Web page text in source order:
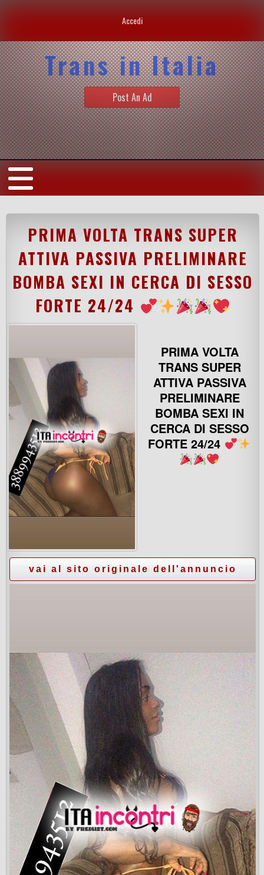
Accedi
Trans in Italia
Post An Ad
PRIMA VOLTA TRANS SUPER
ATTIVA PASSIVA PRELIMINARE
BOMBA SEXI IN CERCA DI SESSO
FORTE 24/24
PRIMA VOLTA
TRANS SUPER
ATTIVA PASSIVA
PRELIMINARE
BOMBA SEXI IN
CERCA DI SESSO
FORTE 24/24